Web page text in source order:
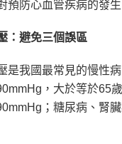
預防心血管疾病的發
：避免三個誤區
是我國最常見的慢性
，大於等於65
；糖尿病、腎